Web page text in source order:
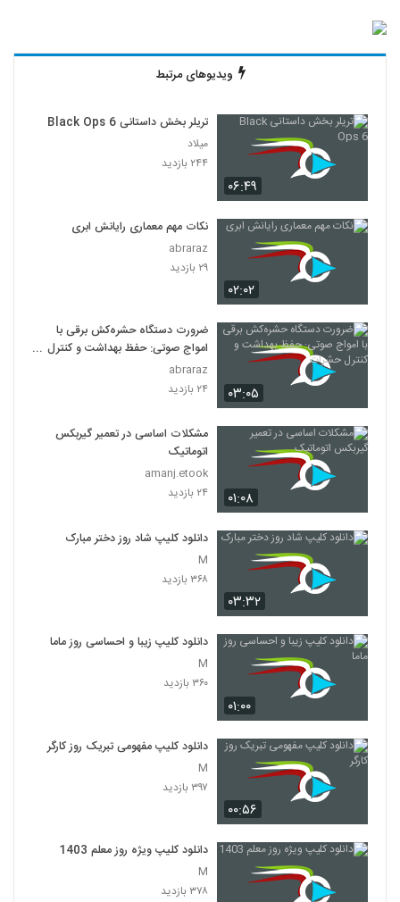
ویدیوهای مرتبط
۰۶:۴۹
تریلر بخش داستانی Black Ops 6
میلاد
۲۴۴ بازدید
۰۲:۰۲
نکات مهم معماری رایانش ابری
abraraz
۲۹ بازدید
۰۳:۰۵
ضرورت دستگاه حشره‌کش برقی با
امواج صوتی: حفظ بهداشت و کنترل
حشرات
abraraz
۲۴ بازدید
۰۱:۰۸
مشکلات اساسی در تعمیر گیربکس
اتوماتیک
amanj.etook
۲۴ بازدید
۰۳:۳۲
دانلود کلیپ شاد روز دختر مبارک
M
۳۶۸ بازدید
۰۱:۰۰
دانلود کلیپ زیبا و احساسی روز ماما
M
۳۶۰ بازدید
۰۰:۵۶
دانلود کلیپ مفهومی تبریک روز کارگر
M
۳۹۷ بازدید
دانلود کلیپ ویژه روز معلم 1403
M
۳۷۸ بازدید